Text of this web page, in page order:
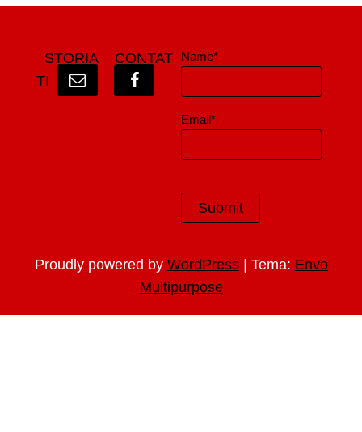
STORIA
CONTAT
TI
Name*
Email*
Proudly powered by WordPress | Tema: Envo
Multipurpose